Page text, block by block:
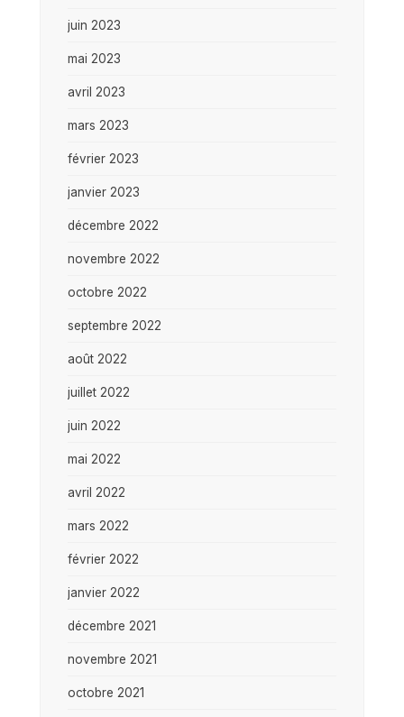
juin 2023
mai 2023
avril 2023
mars 2023
février 2023
janvier 2023
décembre 2022
novembre 2022
octobre 2022
septembre 2022
août 2022
juillet 2022
juin 2022
mai 2022
avril 2022
mars 2022
février 2022
janvier 2022
décembre 2021
novembre 2021
octobre 2021